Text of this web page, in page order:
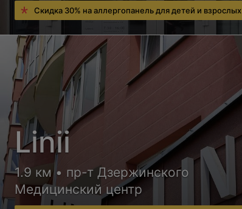
Скидка 30% на аллергопанель для детей и взрослых
Linii
1.9 км • пр-т Дзержинского
Медицинский центр